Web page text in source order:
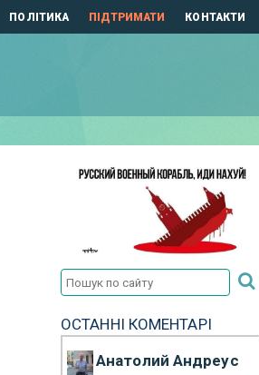
ПОЛІТИКА ПІДТРИМАТИ КОНТАКТИ
ОСТАННІ КОМЕНТАРІ
Анатолий Андреус